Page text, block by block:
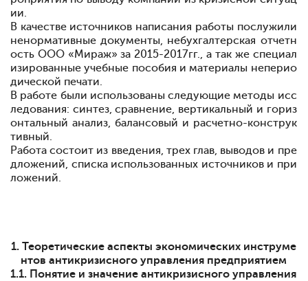
ии.
В качестве источников написания работы послужили
ненормативные документы, небухгалтерская отчетн
ость ООО «Мираж» за 2015-2017гг., а так же специал
изированные учебные пособия и материалы неперио
дической печати.
В работе были использованы следующие методы исс
ледования: синтез, сравнение, вертикальный и гориз
онтальный анализ, балансовый и расчетно-конструк
тивный.
Работа состоит из введения, трех глав, выводов и пре
дложений, списка использованных источников и при
ложений.
1. Теоретические аспекты экономических инструме
нтов антикризисного управления предприятием
1.1. Понятие и значение антикризисного управления